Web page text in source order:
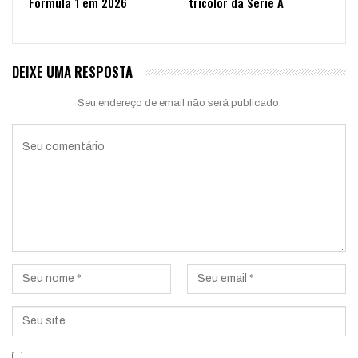
DEIXE UMA RESPOSTA
Seu endereço de email não será publicado.